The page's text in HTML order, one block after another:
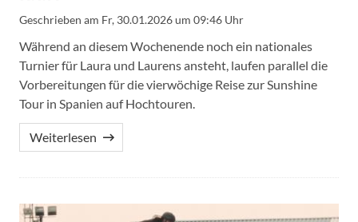
Geschrieben am Fr, 30.01.2026 um 09:46 Uhr
Während an diesem Wochenende noch ein nationales
Turnier für Laura und Laurens ansteht, laufen parallel die
Vorbereitungen für die vierwöchige Reise zur Sunshine
Tour in Spanien auf Hochtouren.
Weiterlesen